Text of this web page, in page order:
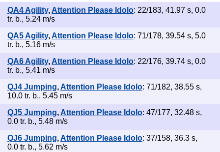
QA4 Agility, Attention Please Idolo: 22/183, 41.97 s, 0.0
tr. b., 5.24 m/s
QA5 Agility,Attention Please Idolo: 71/178, 39.54 s, 5.0
tr. b., 5.16 m/s
QA6 Agility, Attention Please Idolo: 22/176, 39.74 s, 0.0
tr. b., 5.41 m/s
QJ4 Jumping,Attention Please Idolo: 71/182, 38.55 s,
10.0 tr. b., 5.45 m/s
QJ5 Jumping, Attention Please Idolo: 47/177, 32.48 s,
0.0 tr. b., 5.48 m/s
QJ6 Jumping,Attention Please Idolo: 37/158, 36.3 s,
0.0 tr. b., 5.62 m/s